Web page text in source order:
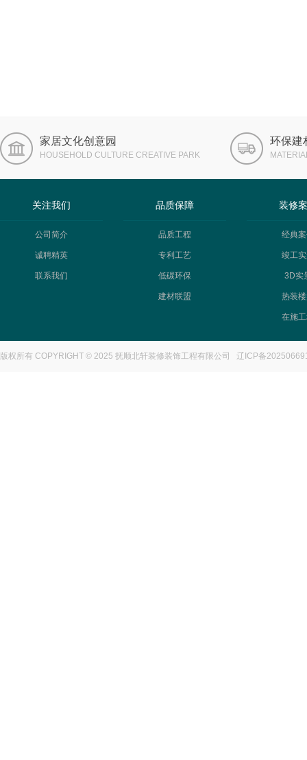
家居文化创意园
HOUSEHOLD CULTURE CREATIVE PARK
环保建
关注我们
公司简介
诚聘精英
联系我们
品质保障
品质工程
专利工艺
低碳环保
建材联盟
装修
经典
竣工
3D实
热装
在施
版权所有 COPYRIGHT © 2025 抚顺北轩装修装饰工程有限公司 辽ICP备